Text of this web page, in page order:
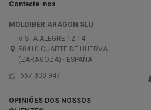
Contacte-nos
MOLDIBER ARAGON SLU
VISTA ALEGRE 12-14
50410 CUARTE DE HUERVA
(ZARAGOZA) · ESPAÑA
667 838 947
OPINIÕES DOS NOSSOS